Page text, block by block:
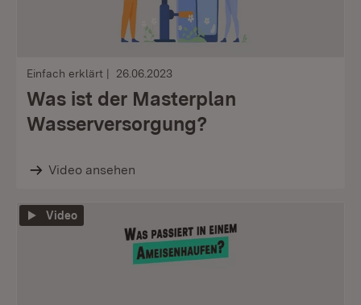
Einfach erklärt 26.06.2023
Was ist der Masterplan
Wasserversorgung?
Video ansehen
Video